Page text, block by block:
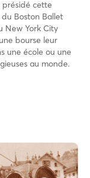
présidé cette
Boston Ballet
New York City
bourse leur
une école ou une
au monde.